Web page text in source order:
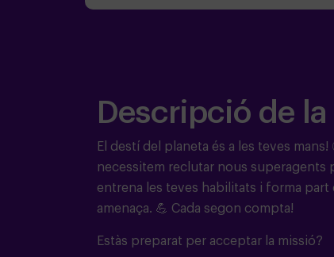
Descripció de
El destí del planeta és a les teves
necessitem reclutar nous superagents
entrena les teves habilitats i forma
amenaça. 💪 Cada segon compta!
Estàs preparat per acceptar la missió?